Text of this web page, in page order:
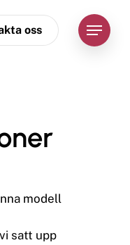
oss Menu
modell
satt upp